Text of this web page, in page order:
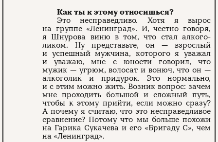
Как ты к этому относишься?
Это несправедливо. Хотя я вырос
на группе «Ленинград». И, честно го­воря,
я Шнурова виню в том, что стал алкого­
ликом. Ну представьте, он — взрослый
и успешный мужчина, которого я уважал
и уважаю, мне с юности говорил, что
мужик — угрюм, волосат и вонюч, что он —
алкоголик и придурок. Это нормально,
и с этим можно жить. Возник вопрос: зачем
мне проходить большой и сложный путь,
чтобы к этому прийти, если можно сразу?
А почему я считаю, что это несправедливое
сравнение? Потому что мы больше похожи
на Гарика Сукачева и его «Бригаду С», чем
на «Ленинград».